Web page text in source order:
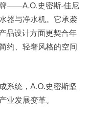
牌——A.O.史密斯-佳尼
器与净水机。它承袭
品设计方面更契合年
约、轻奢风格的空间
系统，A.O.史密斯坚
业发展变革。